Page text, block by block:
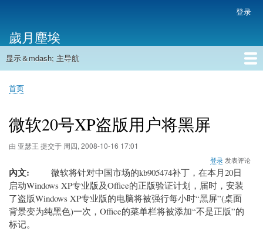
主
内
帐
户
菜
单
登录
歲月塵埃
主
航
显示＆mdash; 主导航
首页
面
屑
首页
微软20号XP盗版用户将黑屏
由 亚瑟王 提交于 周四, 2008-10-16 17:01
登录 发表评论
內文 微软将针对中国市场的kb905474补丁，在本月20日
启动Windows XP专业版及Office的正版验证计划，届时，安装
了盗版Windows XP专业版的电脑将被强行每小时“黑屏”(桌面
背景变为纯黑色)一次，Office的菜单栏将被添加“不是正版”的
标记。